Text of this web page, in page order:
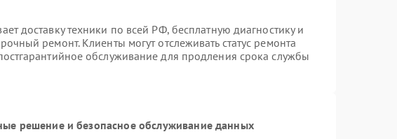
доставку техники по всей РФ, бесплатную диагностику и
ремонт. Клиенты могут отслеживать статус ремонта
обслуживание для продления срока службы
решение и безопасное обслуживание данных